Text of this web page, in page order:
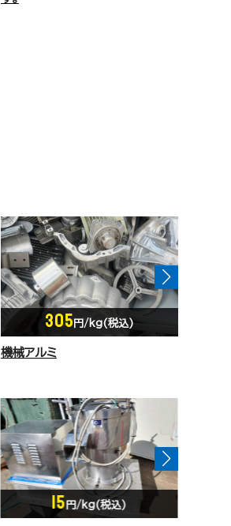
386 円/kg(税込)
アルミホイール
20円/kg(税込)